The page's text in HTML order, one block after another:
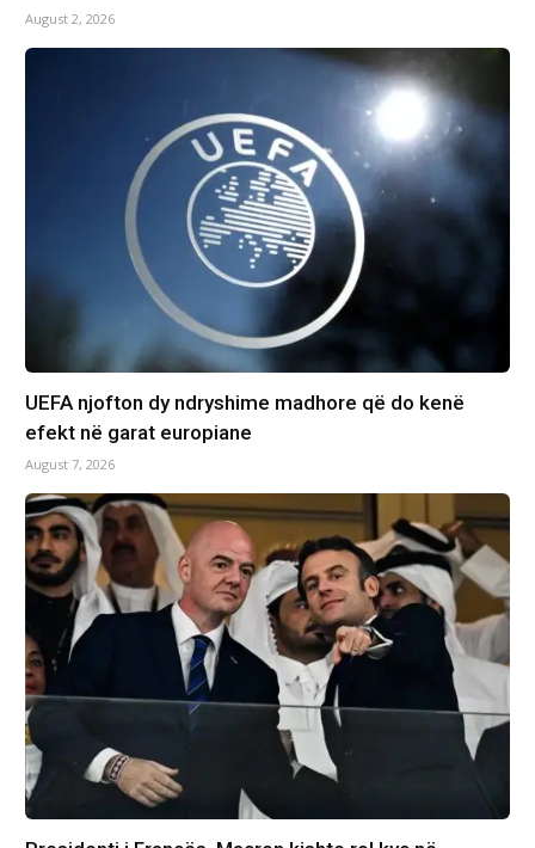
August 2, 2026
UEFA njofton dy ndryshime madhore që do kenë
efekt në garat europiane
August 7, 2026